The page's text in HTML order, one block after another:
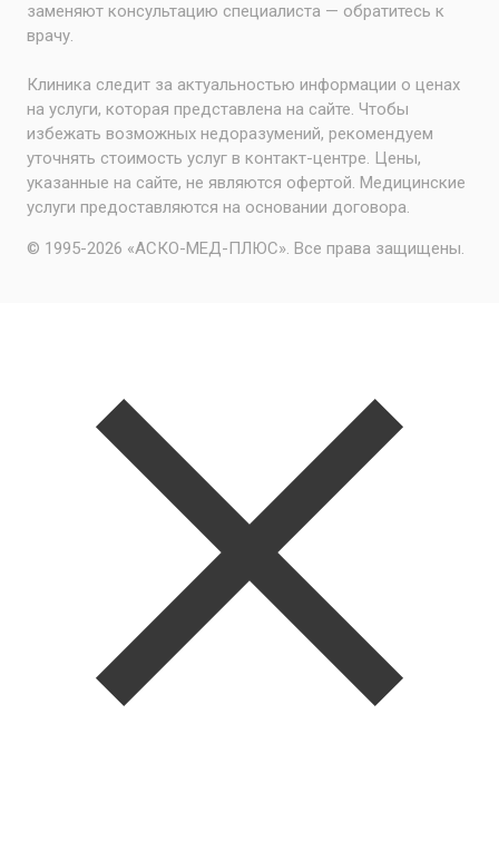
заменяют консультацию специалиста — обратитесь к
врачу.
Клиника следит за актуальностью информации о ценах
на услуги, которая представлена на сайте. Чтобы
избежать возможных недоразумений, рекомендуем
уточнять стоимость услуг в контакт-центре. Цены,
указанные на сайте, не являются офертой. Медицинские
услуги предоставляются на основании договора.
© 1995-2026 «АСКО-МЕД-ПЛЮС». Все права защищены.